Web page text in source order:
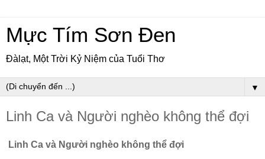
Mực Tím Sơn Đen
Đàlạt, Một Trời Kỷ Niệm của Tuổi Thơ
▼
Linh Ca và Người nghèo không thể đợi
Linh Ca và Người nghèo không thể đợi